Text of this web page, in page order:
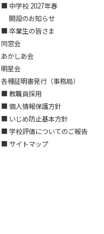
■ 中学校 2027年春
開設のお知らせ
■ 卒業生の皆さま
同窓会
あかしあ会
明星会
各種証明書発行（事務局）
■ 教職員採用
■ 個人情報保護方針
■ いじめ防止基本方針
■ 学校評価についてのご報告
■ サイトマップ